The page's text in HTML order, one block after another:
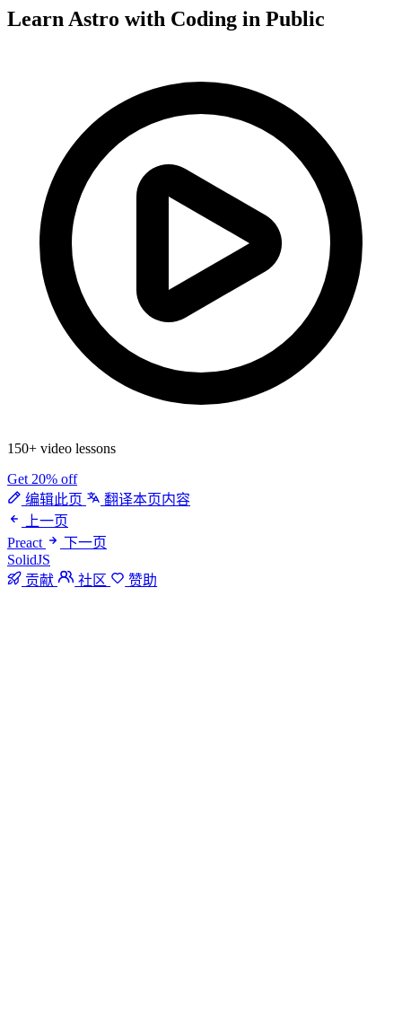
Learn Astro with Coding in Public
150+ video lessons
Get 20% off
编辑此页
翻译本页内容
上一页
Preact
下一页
SolidJS
贡献
社区 赞助